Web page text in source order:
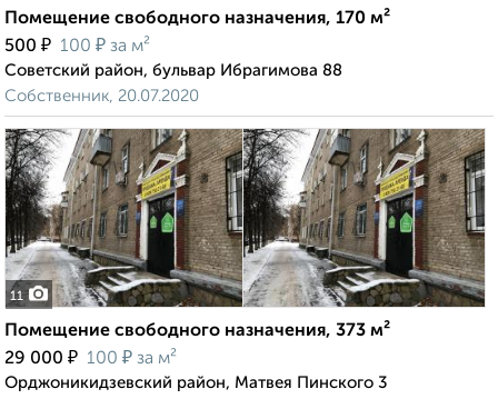
Помещение свободного назначения, 170 м²
500 ₽ 100 ₽ за м²
Советский район, бульвар Ибрагимова 88
Собственник, 20.07.2020
11
Помещение свободного назначения, 373 м²
29 000 ₽ 100 ₽ за м²
Орджоникидзевский район, Матвея Пинского 3